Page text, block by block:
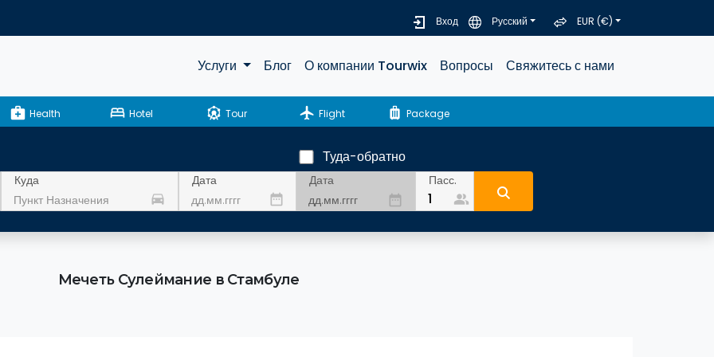
Вход Русский EUR (€)
Услуги Блог О компании Tourwix Вопросы Свяжитесь с нами
medical_services Health bed Hotel attractions Tour flight Flight luggage Package
Куда
drive_eta
Дата
date_range
Туда-обратно
Дата
date_range
Пасс.
people_alt
Мечеть Сулеймание в Стамбуле